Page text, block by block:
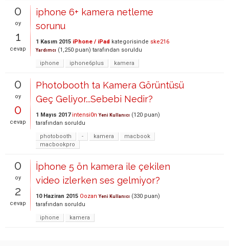
0
oy
1
cevap
iphone 6+ kamera netleme
sorunu
1 Kasım 2015 iPhone / iPad kategorisinde ske216
Yardımcı (1,250 puan) tarafından soruldu
iphone
iphone6plus kamera
0
oy
0
cevap
Photobooth ta Kamera Görüntüsü
Geç Geliyor...Sebebi Nedir?
1 Mayıs 2017 intensi0n Yeni Kullanıcı (120 puan)
tarafından soruldu
photobooth
- kamera
macbook
macbookpro
0
oy
2
cevap
İphone 5 ön kamera ile çekilen
video izlerken ses gelmiyor?
10 Haziran 2015 Oozan Yeni Kullanıcı (330 puan)
tarafından soruldu
iphone
kamera